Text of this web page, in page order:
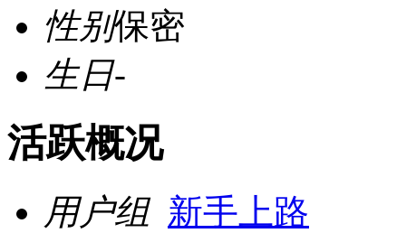
性别保密
生日-
活跃概况
用户组 新手上路